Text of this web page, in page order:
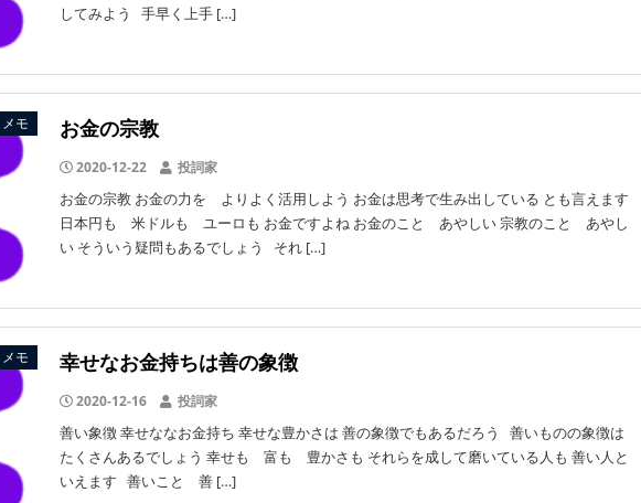
してみよう 手早く上手 […]
メモ お金の宗教
2020-12-22 投詞家
お金の宗教 お金の力を よりよく活用しよう お金は思考で生み出している とも言えます
日本円も 米ドルも ユーロも お金ですよね お金のこと あやしい 宗教のこと あやし
い そういう疑問もあるでしょう それ […]
メモ 幸せなお金持ちは善の象徴
2020-12-16 投詞家
善い象徴 幸せななお金持ち 幸せな豊かさは 善の象徴でもあるだろう 善いものの象徴は
たくさんあるでしょう 幸せも 富も 豊かさも それらを成して磨いている人も 善い人と
いえます 善いこと 善 […]